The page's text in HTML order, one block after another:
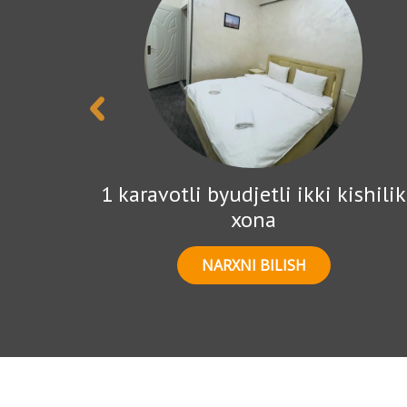
1 karavotli byudjetli ikki kishilik
xona
NARXNI BILISH